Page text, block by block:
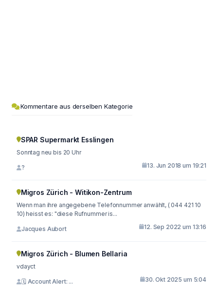
Kommentare aus derselben Kategorie
SPAR Supermarkt Esslingen
Sonntag neu bis 20 Uhr
? 13. Jun 2018 um 19:21
Migros Zürich - Witikon-Zentrum
Wenn man ihre angegebene Telefonnummer anwählt, ( 044 421 10
10) heisst es: "diese Rufnummer is...
Jacques Aubort 12. Sep 2022 um 13:16
Migros Zürich - Blumen Bellaria
vdayct
🗓 Account Alert: ... 30. Okt 2025 um 5:04